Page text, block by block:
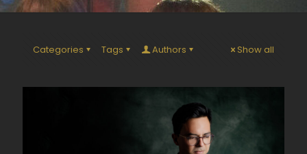
Categories Tags Authors Show all